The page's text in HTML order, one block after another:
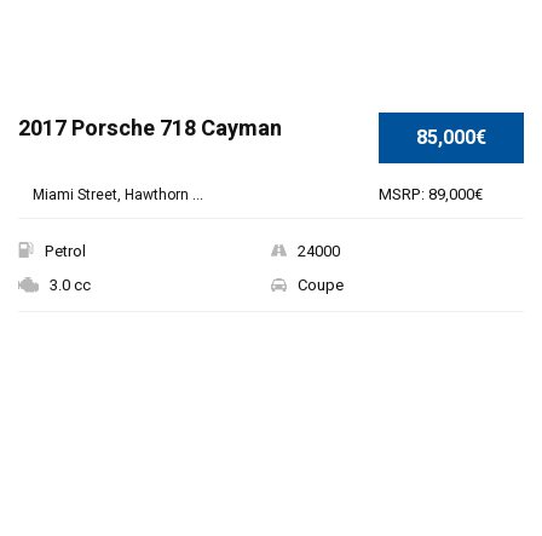
SPECIAL 85,000€
MSRP: 89,000€
2017 Porsche 718 Cayman
Miami Street, Hawthorn ...
Petrol
24000
3.0 cc
Coupe